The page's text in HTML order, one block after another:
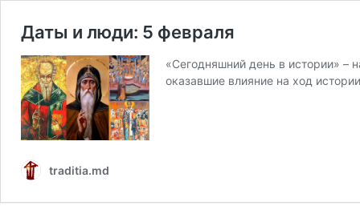
Даты и люди: 5 февраля
«Сегодняшний день в истории»
оказавшие влияние на ход
traditia.md